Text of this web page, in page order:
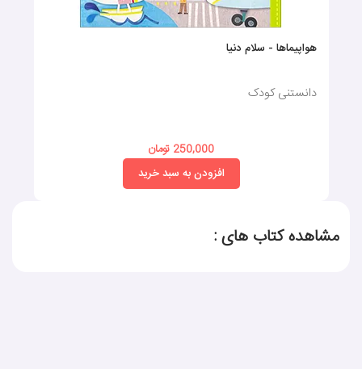
هواپیماها - سلام دنیا
دانستنی کودک
250,000 تومان
افزودن به سبد خرید
مشاهده کتاب های :